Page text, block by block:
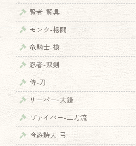
賢者-賢具
モンク-格闘
竜騎士-槍
忍者-双剣
侍-刀
リーパー-大鎌
ヴァイパー-二刀流
吟遊詩人-弓